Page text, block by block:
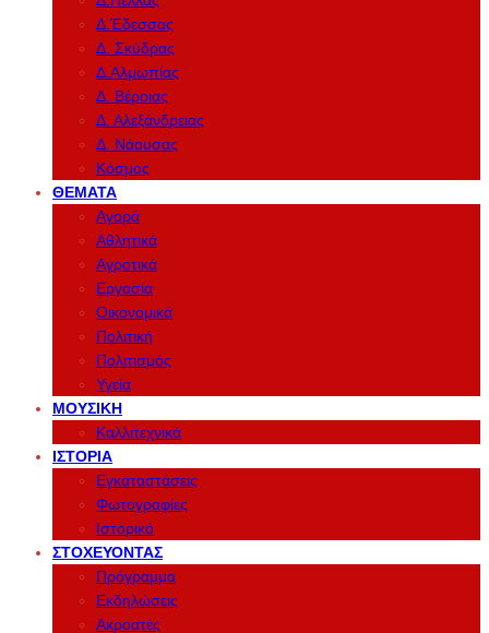
Δ.Έδεσσας
Δ. Σκύδρας
Δ.Αλμωπίας
Δ. Βέροιας
Δ. Αλεξάνδρειας
Δ. Νάουσας
Κόσμος
ΘΈΜΑΤΑ
Αγορά
Αθλητικά
Αγροτικά
Εργασία
Οικονομικά
Πολιτική
Πολιτισμός
Υγεία
ΜΟΥΣΙΚΉ
Καλλιτεχνικά
ΙΣΤΟΡΊΑ
Εγκαταστάσεις
Φωτογραφίες
Ιστορικό
ΣΤΟΧΕΎΟΝΤΑΣ
Πρόγραμμα
Εκδηλώσεις
Ακροατές